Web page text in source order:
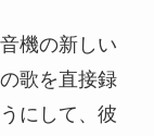
機の新しい
歌を直接録
にして、彼